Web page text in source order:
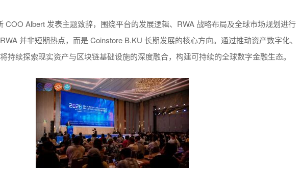
COO Albert 发表主题致辞，围绕平台的发展逻辑、RWA 战略布局及全球市场规划进行
并非短期热点，而是 Coinstore B.KU 长期发展的核心方向。通过推动资产数字化、
持续探索现实资产与区块链基础设施的深度融合，构建可持续的全球数字金融生态。